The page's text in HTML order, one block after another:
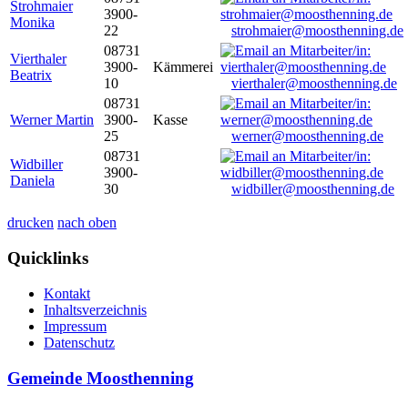
Strohmaier
Monika
3900-
22
strohmaier@moosthenning.de
Vierthaler
Beatrix
08731
3900-
10
Kämmerei
vierthaler@moosthenning.de
Werner Martin
08731
3900-
25
Kasse
werner@moosthenning.de
Widbiller
Daniela
08731
3900-
30
widbiller@moosthenning.de
drucken nach oben
Quicklinks
Kontakt
Inhaltsverzeichnis
Impressum
Datenschutz
Gemeinde Moosthenning